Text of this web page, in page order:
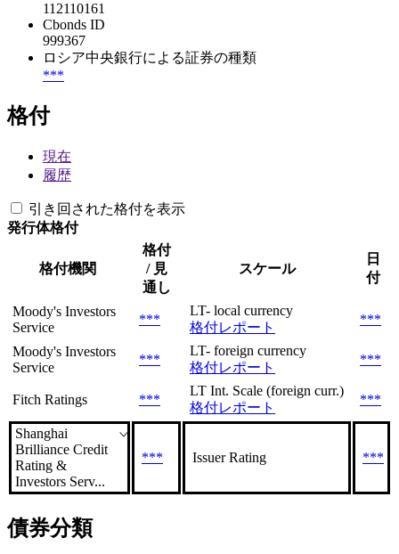
112110161
Cbonds ID
999367
ロシア中央銀行による証券の種類
***
格付
現在
履歴
引き回された格付を表示
発行体格付
格付機関
格付
/ 見
通し
スケール
日
付
Moody's Investors
Service
***
LT- local currency
格付レポート
***
Moody's Investors
Service
***
LT- foreign currency
格付レポート
***
Fitch Ratings ***
LT Int. Scale (foreign curr.)
格付レポート
***
Shanghai
Brilliance Credit
Rating &
Investors Serv...
*** Issuer Rating ***
債券分類